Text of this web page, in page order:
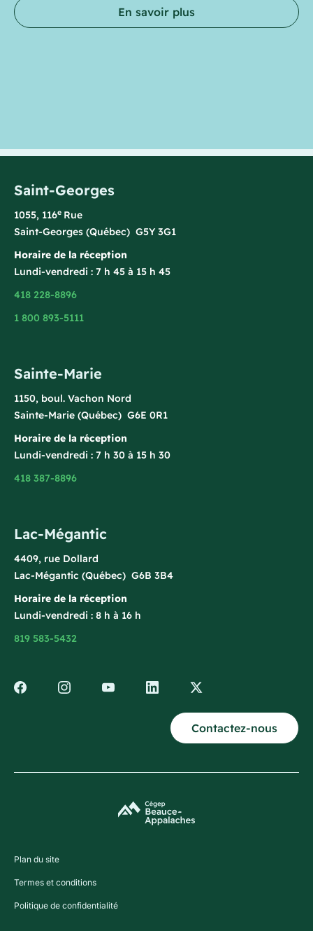
En savoir plus
Saint-Georges
1055, 116e Rue
Saint-Georges (Québec) G5Y 3G1
Horaire de la réception
Lundi-vendredi : 7 h 45 à 15 h 45
418 228-8896
1 800 893-5111
Sainte-Marie
1150, boul. Vachon Nord
Sainte-Marie (Québec) G6E 0R1
Horaire de la réception
Lundi-vendredi : 7 h 30 à 15 h 30
418 387-8896
Lac-Mégantic
4409, rue Dollard
Lac-Mégantic (Québec) G6B 3B4
Horaire de la réception
Lundi-vendredi : 8 h à 16 h
819 583-5432
Contactez-nous
Plan du site
Termes et conditions
Politique de confidentialité